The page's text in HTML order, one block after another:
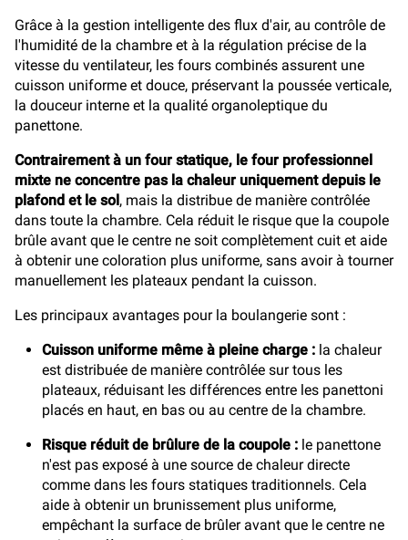
Grâce à la gestion intelligente des flux d'air, au contrôle de
l'humidité de la chambre et à la régulation précise de la
vitesse du ventilateur, les fours combinés assurent une
cuisson uniforme et douce, préservant la poussée verticale,
la douceur interne et la qualité organoleptique du
panettone.
Contrairement à un four statique, le four professionnel
mixte ne concentre pas la chaleur uniquement depuis le
plafond et le sol, mais la distribue de manière contrôlée
dans toute la chambre. Cela réduit le risque que la coupole
brûle avant que le centre ne soit complètement cuit et aide
à obtenir une coloration plus uniforme, sans avoir à tourner
manuellement les plateaux pendant la cuisson.
Les principaux avantages pour la boulangerie sont :
Cuisson uniforme même à pleine charge : la chaleur
est distribuée de manière contrôlée sur tous les
plateaux, réduisant les différences entre les panettoni
placés en haut, en bas ou au centre de la chambre.
Risque réduit de brûlure de la coupole : le panettone
n'est pas exposé à une source de chaleur directe
comme dans les fours statiques traditionnels. Cela
aide à obtenir un brunissement plus uniforme,
empêchant la surface de brûler avant que le centre ne